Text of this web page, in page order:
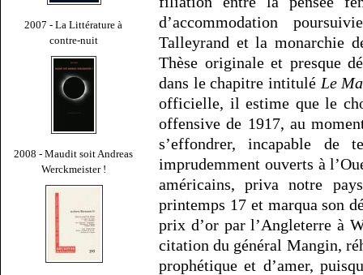
2007 - La Littérature à
contre-nuit
2008 - Maudit soit Andreas
Werckmeister !
d’accommodation
Talleyrand et la monarchie
Thèse originale et presque
dans le chapitre intitulé Le
officielle, il estime que le
offensive de 1917, au
s’effondrer, incapable de
imprudemment ouverts à
américains, priva notre
printemps 17 et marqua son
prix d’or par l’Angleterre à
citation du général Mangin,
prophétique et d’amer,